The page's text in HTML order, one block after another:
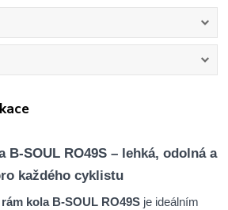
B-SOUL RO49S – lehká, odolná a
každého cyklistu
kola B-SOUL RO49S je ideálním